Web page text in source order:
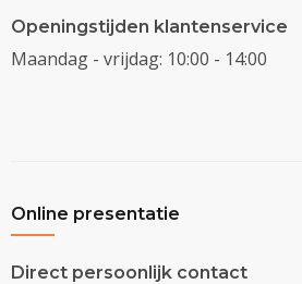
Openingstijden klantenservice
Maandag - vrijdag: 10:00 - 14:00
Online presentatie
Direct persoonlijk contact